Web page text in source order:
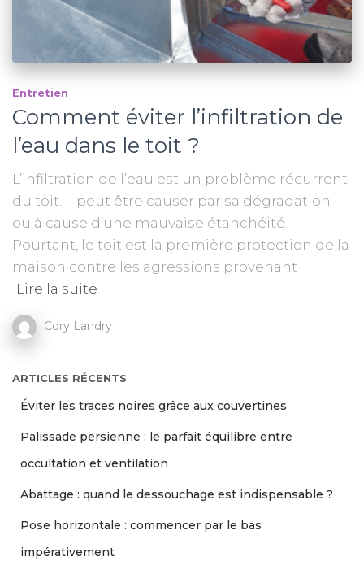
Entretien
Comment éviter l’infiltration de
l’eau dans le toit ?
L’infiltration de l’eau est un problème récurrent
du toit. Il peut être causer par sa dégradation
ou à cause d’une mauvaise étanchéité.
Pourtant, le toit est la première protection de la
maison contre les agressions provenant
Lire la suite
Cory Landry
ARTICLES RÉCENTS
Éviter les traces noires grâce aux couvertines
Palissade persienne : le parfait équilibre entre
occultation et ventilation
Abattage : quand le dessouchage est indispensable ?
Pose horizontale : commencer par le bas
impérativement